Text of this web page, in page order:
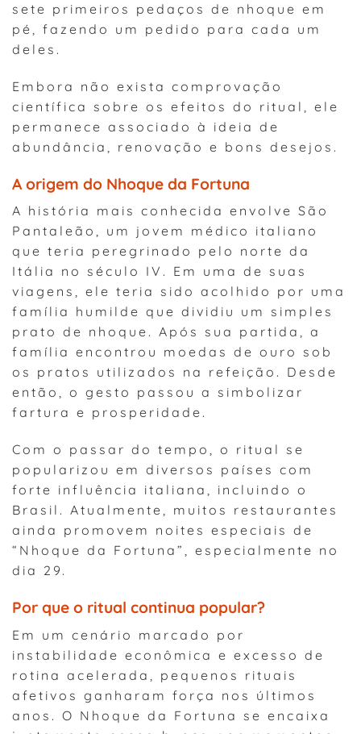
sete primeiros pedaços de nhoque em
pé, fazendo um pedido para cada um
deles.
Embora não exista comprovação
científica sobre os efeitos do ritual, ele
permanece associado à ideia de
abundância, renovação e bons desejos.
A origem do Nhoque da Fortuna
A história mais conhecida envolve São
Pantaleão, um jovem médico italiano
que teria peregrinado pelo norte da
Itália no século IV. Em uma de suas
viagens, ele teria sido acolhido por uma
família humilde que dividiu um simples
prato de nhoque. Após sua partida, a
família encontrou moedas de ouro sob
os pratos utilizados na refeição. Desde
então, o gesto passou a simbolizar
fartura e prosperidade.
Com o passar do tempo, o ritual se
popularizou em diversos países com
forte influência italiana, incluindo o
Brasil. Atualmente, muitos restaurantes
ainda promovem noites especiais de
“Nhoque da Fortuna”, especialmente no
dia 29.
Por que o ritual continua popular?
Em um cenário marcado por
instabilidade econômica e excesso de
rotina acelerada, pequenos rituais
afetivos ganharam força nos últimos
anos. O Nhoque da Fortuna se encaixa